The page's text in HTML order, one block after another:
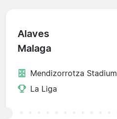
Alaves
Malaga
Mendizorrotza Stadium
La Liga